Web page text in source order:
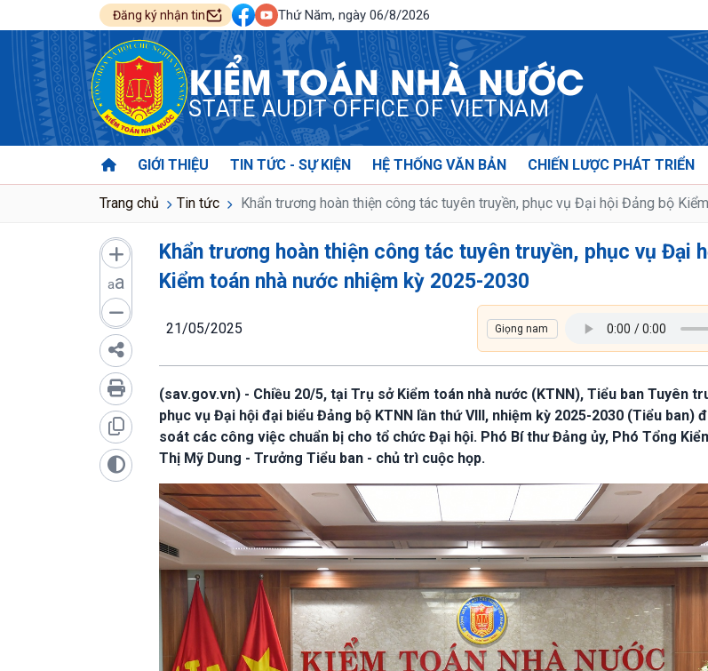
Đăng ký nhận tin Thứ Năm, ngày 06/8/2026
KIỂM TOÁN NHÀ NƯỚC
STATE AUDIT OFFICE OF VIETNAM
GIỚI THIỆU TIN TỨC - SỰ KIỆN HỆ THỐNG VĂN BẢN CHIẾN LƯỢC PHÁT TRIỂN
Trang chủ Tin tức Khẩn trương hoàn thiện công tác tuyên truyền, phục vụ Đại hội Đảng bộ
aa
Khẩn trương hoàn thiện công tác tuyên truyền, phục vụ Đại
Kiểm toán nhà nước nhiệm kỳ 2025-2030
21/05/2025
(sav.gov.vn) - Chiều 20/5, tại Trụ sở Kiểm toán nhà nước (KTNN), Tiểu ban Tuyên
phục vụ Đại hội đại biểu Đảng bộ KTNN lần thứ VIII, nhiệm kỳ 2025-2030 (Tiểu ban)
soát các công việc chuẩn bị cho tổ chức Đại hội. Phó Bí thư Đảng ủy, Phó Tổng
Thị Mỹ Dung - Trưởng Tiểu ban - chủ trì cuộc họp.